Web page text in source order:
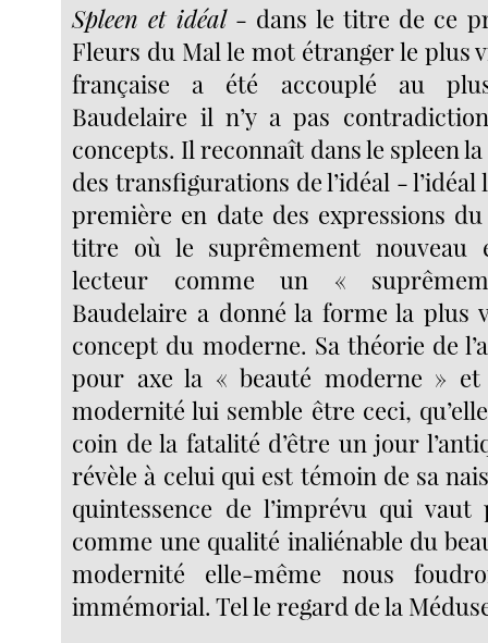
Spleen et idéal- dans le titre de ce
Fleurs du Mal le mot étranger le plus
française a été accouplé au
Baudelaire il n’y a pas
concepts. Il reconnaît dans le spleen
des transfigurations de l’idéal -
première en date des expressions
titre où le suprêmement nouveau
lecteur comme un «
Baudelaire a donné la forme la plus
concept du moderne. Sa théorie de
pour axe la « beauté moderne »
modernité lui semble être ceci,
coin de la fatalité d’être un jour
révèle à celui qui est témoin de sa
quintessence de l’imprévu qui vaut
comme une qualité inaliénable du
modernité elle-même nous
immémorial. Tel le regard de la